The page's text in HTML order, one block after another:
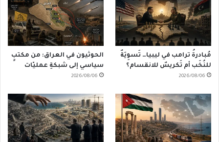
مُبادرةُ ترامب في ليبيا… تَسوِيَةٌ
للنُخَب أم تَكريسٌ للانقسام؟
2026/08/06
الحوثيون في العراق: من مكتبٍ
سياسي إلى شبكةِ عمليّات
2026/08/06